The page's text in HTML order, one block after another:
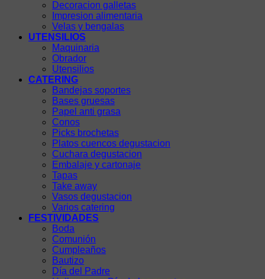
Decoracion galletas
Impresion alimentaria
Velas y bengalas
UTENSILIOS
Maquinaria
Obrador
Utensilios
CATERING
Bandejas soportes
Bases gruesas
Papel anti grasa
Conos
Picks brochetas
Platos cuencos degustacion
Cuchara degustacion
Embalaje y cartonaje
Tapas
Take away
Vasos degustacion
Varios catering
FESTIVIDADES
Boda
Comunión
Cumpleaños
Bautizo
Día del Padre